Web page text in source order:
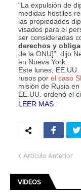
“La expulsión de
medidas hostiles
las propiedades
visados para el
ser consideradas
derechos y
de la ONU]”, dijo
en Nueva York.
Este lunes, EE.UU.
rusos por el caso
misión de Rusia
EE.UU. ordenó el
LEER MAS
Artículo Anterior
VIDEOS